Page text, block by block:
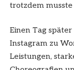
trotzdem musste
Einen Tag
Instagram zu
Leistungen,